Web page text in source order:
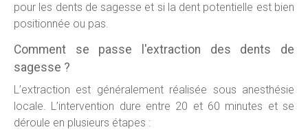
pour les dents de sagesse et si la dent potentielle est bien
positionnée ou pas.
Comment se passe l'extraction des dents de
sagesse ?
L’extraction est généralement réalisée sous anesthésie
locale. L’intervention dure entre 20 et 60 minutes et se
déroule en plusieurs étapes :